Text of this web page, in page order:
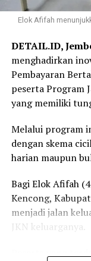
Elok Afifah
DETAIL.ID,
menghadirkan
Pembayaran
peserta Program
yang memiliki
Melalui program
dengan skema
harian maupun
Bagi Elok Afifah
Kencong,
menjadi jalan
JKN keluarganya.